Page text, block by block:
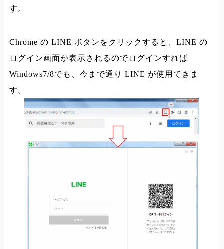
す。
Chrome の LINE ボタンをクリックすると、LINE の
ログイン画面が表示されるのでログインすれば
Windows7/8でも、今まで通り LINE が使用できま
す。